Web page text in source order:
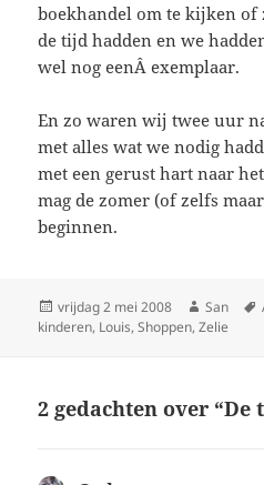
boekhandel om te kijken of
de tijd hadden en we
wel nog eenÂ exemplaar.
En zo waren wij twee uur
met alles wat we nodig
met een gerust hart naar
mag de zomer (of zelfs
beginnen.
Geplaatst
op
vrijdag 2 mei 2008 Auteur
San
kinderen, Louis,Shoppen,Zelie
2 gedachten over